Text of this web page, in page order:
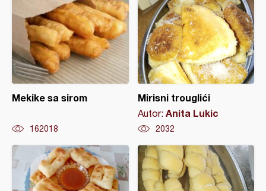
Mekike sa sirom
162018
Mirisni trouglići
Autor: Anita Lukic
2032